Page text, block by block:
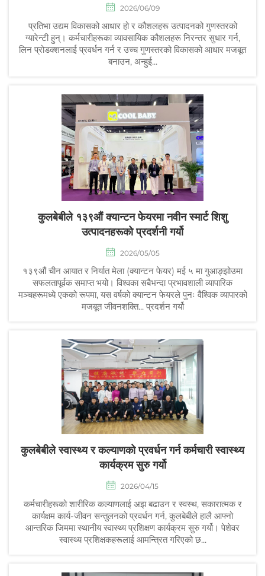
2026/06/09
प्रतिभा उद्यम विकासको आधार हो र कौशलहरू उत्पादनको गुणस्तरको
ग्यारेन्टी हुन्। कर्मचारीहरूका व्यावसायिक कौशलहरू निरन्तर सुधार गर्न,
लिन प्रोडक्शनलाई प्रवर्धन गर्न र उच्च गुणस्तरको विकासको आधार मजबूत
बनाउन, अन्हुई...
कुलबेबीले १३९औं क्यान्टन फेयरमा नवीन स्मार्ट शिशु
उत्पादनहरूको प्रदर्शनी गर्यो
2026/05/05
१३९औं चीन आयात र निर्यात मेला (क्यान्टन फेयर) मई ५ मा गुआङ्झोउमा
सफलतापूर्वक समाप्त भयो। विश्वका सबैभन्दा प्रभावशाली व्यापारिक
मञ्चहरूमध्ये एकको रूपमा, यस वर्षको क्यान्टन फेयरले पुनः वैश्विक व्यापारको
मजबूत जीवनशक्ति... प्रदर्शन गर्यो
कुलबेबीले स्वास्थ्य र कल्याणको प्रवर्धन गर्न कर्मचारी स्वास्थ्य
कार्यक्रम सुरु गर्यो
2026/04/15
कर्मचारीहरूको शारीरिक कल्याणलाई अझ बढाउन र स्वस्थ, सकारात्मक र
कार्यक्षम कार्य-जीवन सन्तुलनको प्रवर्धन गर्न, कुलबेबीले हालै आफ्नो
आन्तरिक जिममा स्थानीय स्वास्थ्य प्रशिक्षण कार्यक्रम सुरु गर्यो। पेशेवर
स्वास्थ्य प्रशिक्षकहरूलाई आमन्त्रित गरिएको छ...